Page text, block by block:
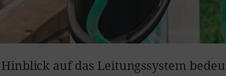
auf das Leitungssystem